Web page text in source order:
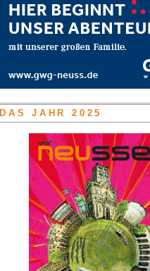
DAS JAHR 2025